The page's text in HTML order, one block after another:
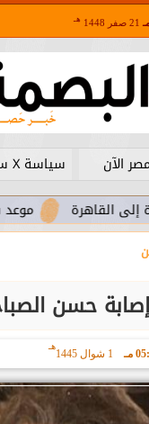
21 صفر 1448 هـ
الآن سياسة X سياسة
موعد سفر بعثة
إصابة حسن
مـ 1 شوال 1445
هـ